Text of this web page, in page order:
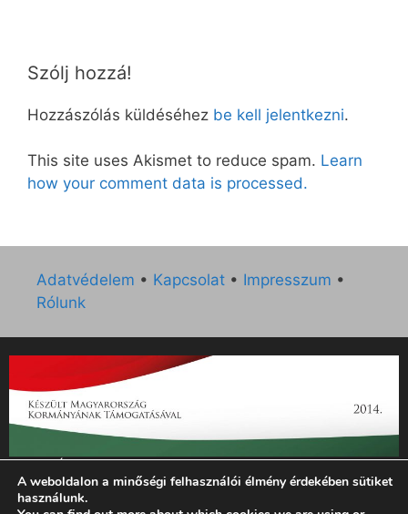
Szólj hozzá!
Hozzászólás küldéséhez be kell jelentkezni.
This site uses Akismet to reduce spam. Learn
how your comment data is processed.
Adatvédelem • Kapcsolat • Impresszum •
Rólunk
„Az Új Ember katolikus hetilap 2014. évi működésének
támogatását az EGYH-KCP-14-P-0121 sz. támogatási
szerződés keretében 3 000 000 Ft összegben támogatta az
A weboldalon a minőségi felhasználói élmény érdekében sütiket
használunk.